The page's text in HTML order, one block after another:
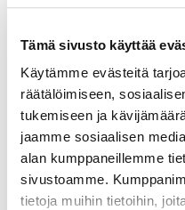
Tämä sivusto käyttää
Käytämme evästeitä
räätälöimiseen,
tukemiseen ja
jaamme sosiaalisen
alan kumppaneillemme
sivustoamme.
tietoja muihin tietoihin,
vastasivat pitkälti
mainoskuvastoa.
kauneutta, nuoruutta ja
”sametinhienoa,
saippuaa markkinoitiin
nykyaikaisena
ankaraan ilmastoon ja